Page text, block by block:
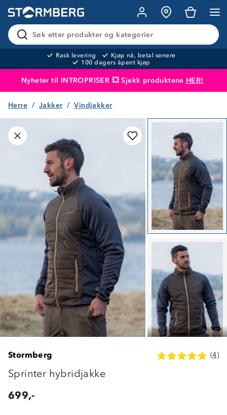
Søk etter produkter og kategorier
Rask levering
Kjøp nå, betal senere
100 dagers åpent kjøp
Nyheter til INTROPRISER 💥 Sjekk produktene HER!
Produktet er lagt i handlekurven
Herre Jakker Vindjakker
Stormberg (4)
Sprinter hybridjakke
699,-